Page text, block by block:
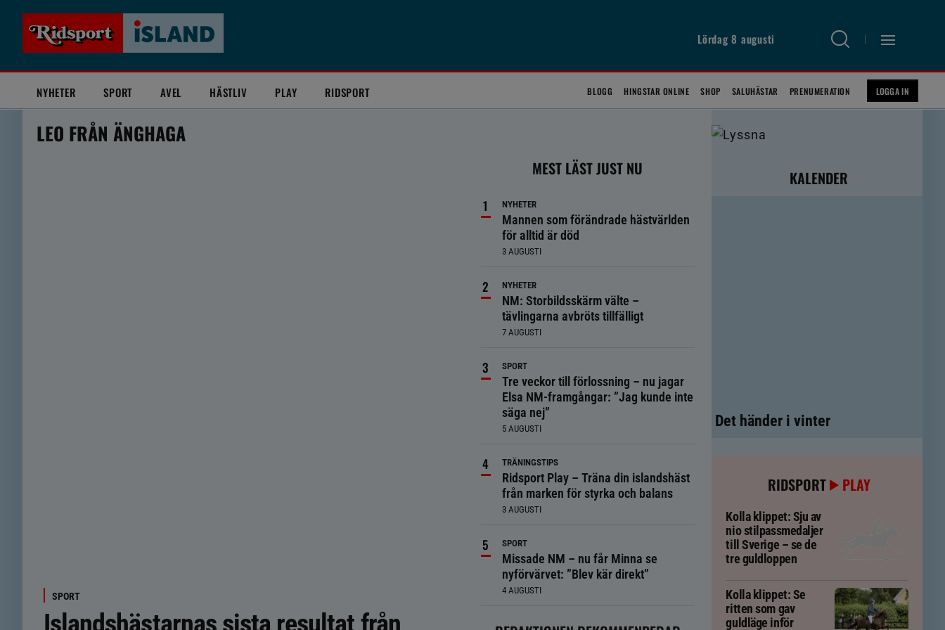
Lördag 8 augusti
NYHETER SPORT AVEL HÄSTLIV PLAY RIDSPORT BLOGG HINGSTAR ONLINE SHOP SALUHÄSTAR PRENUMERATION LOGGA IN
LEO FRÅN ÄNGHAGA
SPORT
Islandshästarnas sista resultat från
MEST LÄST JUST NU
NYHETER
Mannen som förändrade hästvärlden
för alltid är död
3 AUGUSTI
NYHETER
NM: Storbildsskärm välte –
tävlingarna avbröts tillfälligt
7 AUGUSTI
SPORT
Tre veckor till förlossning – nu jagar
Elsa NM-framgångar: ”Jag kunde inte
säga nej”
5 AUGUSTI
TRÄNINGSTIPS
Ridsport Play – Träna din islandshäst
från marken för styrka och balans
3 AUGUSTI
SPORT
Missade NM – nu får Minna se
nyförvärvet: ”Blev kär direkt”
4 AUGUSTI
KALENDER
Det händer i vinter
RIDSPORT PLAY
Kolla klippet: Sju av
nio stilpassmedaljer
till Sverige – se de
tre guldloppen
Kolla klippet: Se
ritten som gav
guldläge inför